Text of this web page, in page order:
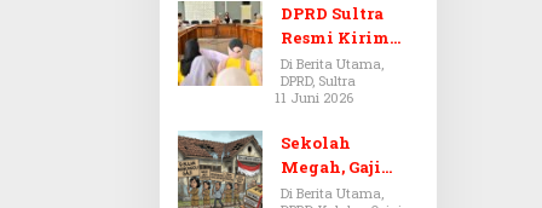
Pendidikan
DPRD Sultra
Resmi Kirim
Aspirasi Tolak
Peraturan
BPOM No. 5
Tahun 2026 ke
Komisi IX DPR
Di Berita Utama,
DPRD, Sultra
11 Juni 2026
Sekolah
Megah, Gaji
Guru Berdarah-
Di Berita Utama,